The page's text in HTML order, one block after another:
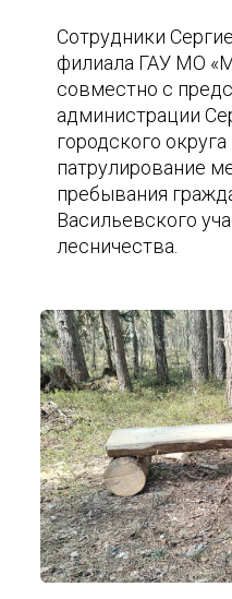
Сотрудники
филиала ГАУ МО
совместно с
администрации
городского
патрулирование
пребывания
Васильевского
лесничества.